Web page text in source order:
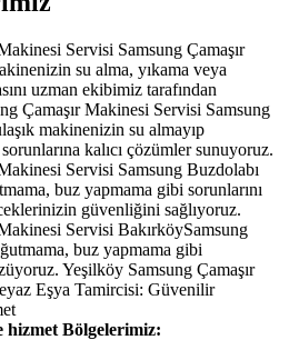
Servisi Samsung Çamaşır
su alma, yıkama veya
uzman ekibimiz tarafından
Çamaşır Makinesi Servisi Samsung
makinenizin su almayıp
kalıcı çözümler sunuyoruz.
Servisi Samsung Buzdolabı
buz yapmama gibi sorunlarını
güvenliğini sağlıyoruz.
Servisi BakırköySamsung
buz yapmama gibi
Yeşilköy Samsung Çamaşır
Eşya Tamircisi: Güvenilir
hizmet Bölgelerimiz: